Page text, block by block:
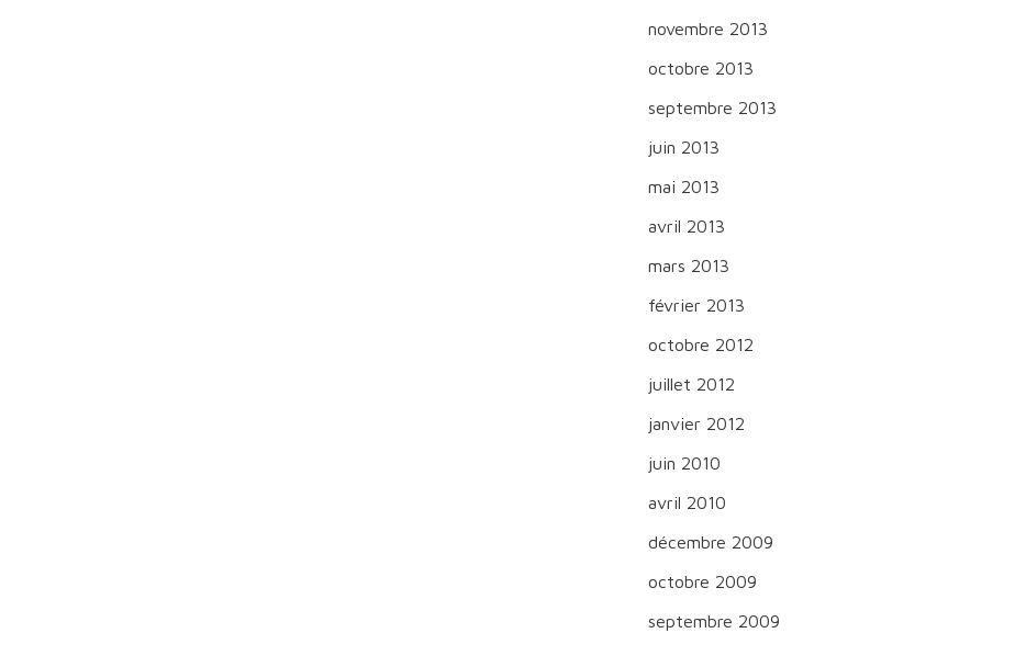
novembre 2013
octobre 2013
septembre 2013
juin 2013
mai 2013
avril 2013
mars 2013
février 2013
octobre 2012
juillet 2012
janvier 2012
juin 2010
avril 2010
décembre 2009
octobre 2009
septembre 2009